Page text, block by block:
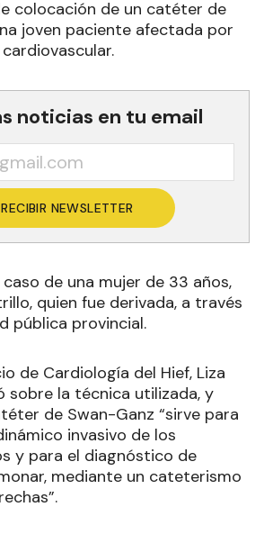
colocación de un catéter de
joven paciente afectada por
noticias en tu email
RECIBIR NEWSLETTER
de una mujer de 33 años,
quien fue derivada, a través
pública provincial.
de Cardiología del Hief, Liza
sobre la técnica utilizada, y
de Swan-Ganz “sirve para
invasivo de los
y para el diagnóstico de
mediante un cateterismo